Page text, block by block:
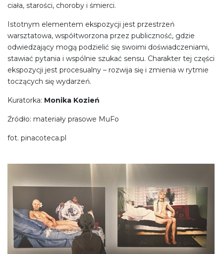
ciała, starości, choroby i śmierci.
Istotnym elementem ekspozycji jest przestrzeń
warsztatowa, współtworzona przez publiczność, gdzie
odwiedzający mogą podzielić się swoimi doświadczeniami,
stawiać pytania i wspólnie szukać sensu. Charakter tej części
ekspozycji jest procesualny – rozwija się i zmienia w rytmie
toczących się wydarzeń.
Kuratorka: Monika Kozień
Źródło: materiały prasowe MuFo
fot. pinacoteca.pl